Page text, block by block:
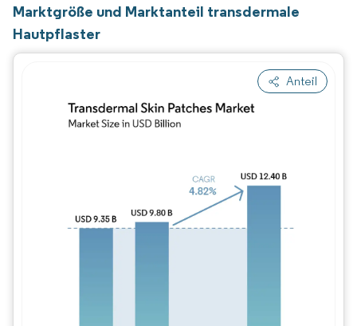
Marktgröße und Marktanteil transdermale
Hautpflaster
Anteil